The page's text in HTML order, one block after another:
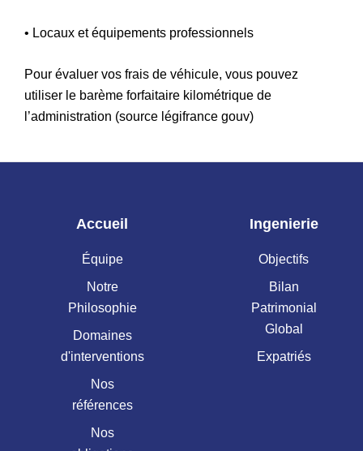
• Locaux et équipements professionnels
Pour évaluer vos frais de véhicule, vous pouvez
utiliser le barème forfaitaire kilométrique de
l’administration (source légifrance gouv)
Accueil
Équipe
Notre
Philosophie
Domaines
d'interventions
Nos
références
Nos
Ingenierie
Objectifs
Bilan
Patrimonial
Global
Expatriés